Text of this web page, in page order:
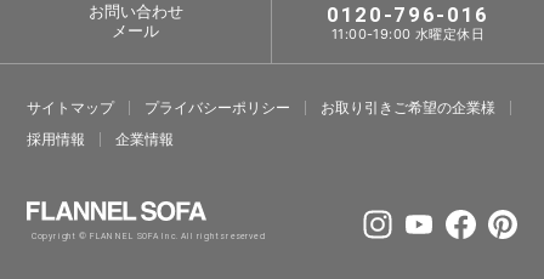
お問い合わせ
メール
0120-796-016
11:00-19:00 水曜定休日
サイトマップ プライバシーポリシー
お取り引きご希望の企業様
採⽤情報
企業情報
Copyright © FLANNEL SOFA Inc. All rights reserved